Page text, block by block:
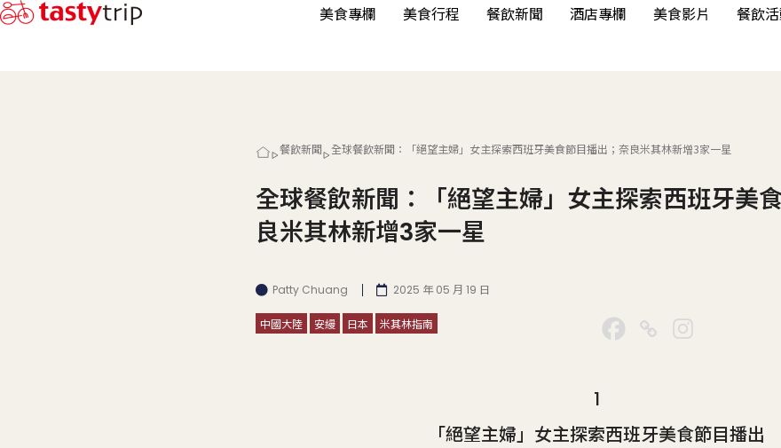
美食專欄 美食行程 餐飲新聞 酒店專欄 美食影片 餐飲
餐飲新聞 全球餐飲新聞：「絕望主婦」女主探索西班牙美食節目播出；奈良米其林新增3家一星
全球餐飲新聞：「絕望主婦」女主探索西班牙美
良米其林新增3家一星
Patty Chuang 2025 年 05 月 19 日
中國大陸 安縵 日本 米其林指南
1
「絕望主婦」女主探索西班牙美食節目播出